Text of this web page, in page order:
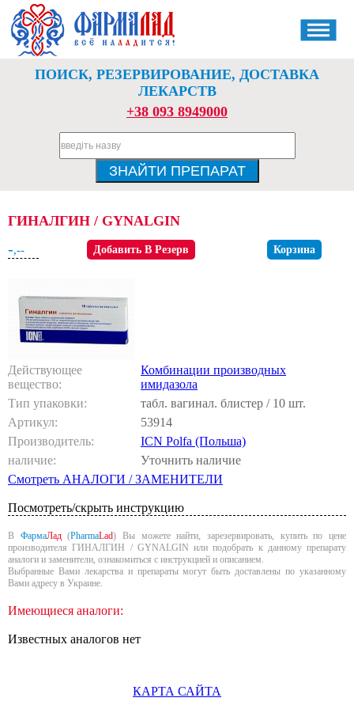
ПОИСК, РЕЗЕРВИРОВАНИЕ, ДОСТАВКА
ЛЕКАРСТВ
+38 093 8949000
ГИНАЛГИН / GYNALGIN
-,-- Добавить В Резерв Корзина
Действующее
вещество:
Комбинации производных
имидазола
Тип упаковки:
табл. вагинал. блистер / 10 шт.
Артикул:
53914
Производитель:
ICN Polfa (Польша)
наличие:
Уточнить наличие
Смотреть АНАЛОГИ / ЗАМЕНИТЕЛИ
Посмотреть/скрыть инструкцию
В ФармаЛад(PharmaLad) Вы можете найти, зарезервировать, купить по цене
производителя ГИНАЛГИН / GYNALGIN или подобрать к данному препарату
аналоги и заменители, ознакомиться с инструкцией и описанием.
Выбранные Вами лекарства и препараты могут быть доставлены по указанному
Вами адресу в Украине.
Имеющиеся аналоги:
Известных аналогов нет
КАРТА САЙТА